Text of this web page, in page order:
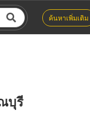
ค้นหาเพิ่มเติม
บุรี